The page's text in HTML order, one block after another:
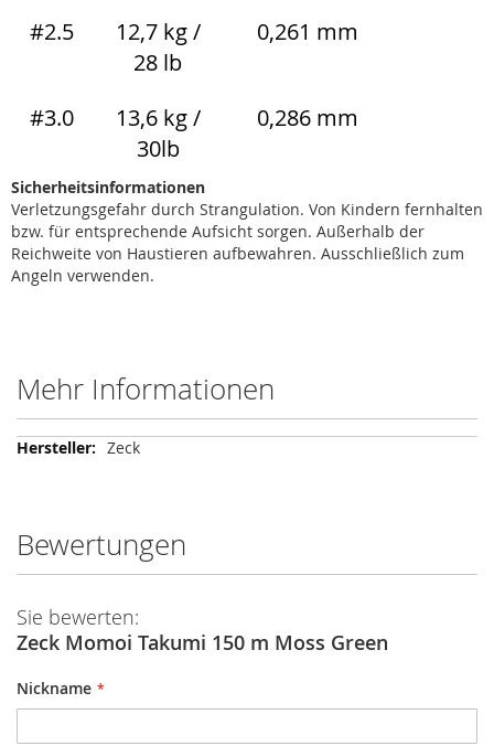
#2.5
12,7 kg /
28 lb
0,261 mm
#3.0
13,6 kg /
30lb
0,286 mm
Sicherheitsinformationen
Verletzungsgefahr durch Strangulation. Von Kindern fernhalten
bzw. für entsprechende Aufsicht sorgen. Außerhalb der
Reichweite von Haustieren aufbewahren. Ausschließlich zum
Angeln verwenden.
Mehr Informationen
Mehr
Zeck
Bewertungen
Sie bewerten:
Zeck Momoi Takumi 150 m Moss Green
Nickname